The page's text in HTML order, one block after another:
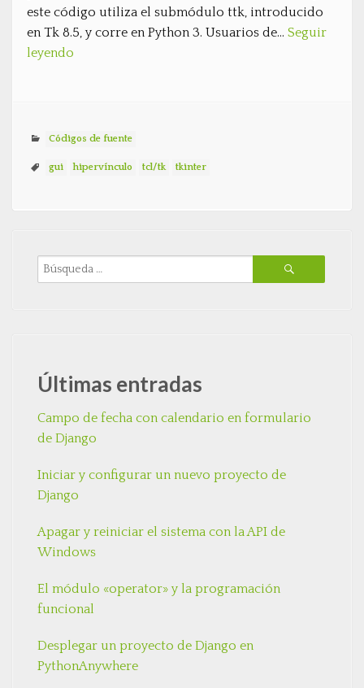
este código utiliza el submódulo ttk, introducido
en Tk 8.5, y corre en Python 3. Usuarios de… Seguir
leyendo
Códigos de fuente
gui hipervínculo tcl/tk tkinter
Últimas entradas
Campo de fecha con calendario en formulario
de Django
Iniciar y configurar un nuevo proyecto de
Django
Apagar y reiniciar el sistema con la API de
Windows
El módulo «operator» y la programación
funcional
Desplegar un proyecto de Django en
PythonAnywhere